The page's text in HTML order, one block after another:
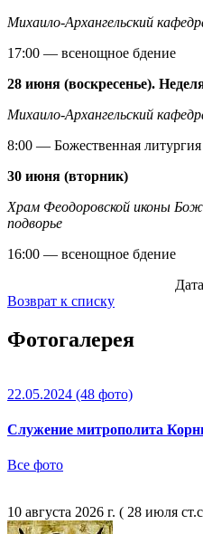
Михаило-Архангельский
17:00 — всенощное бдение
28 июня (воскресенье).
Михаило-Архангельский
8:00 — Божественная литургия
30 июня (вторник)
Храм Феодоровской иконы
подворье
16:00 — всенощное бдение
Возврат к списку
Фотогалерея
22.05.2024 (48 фото)
Служение митрополита
Все фото
10 августа 2026 г. ( 28 июля